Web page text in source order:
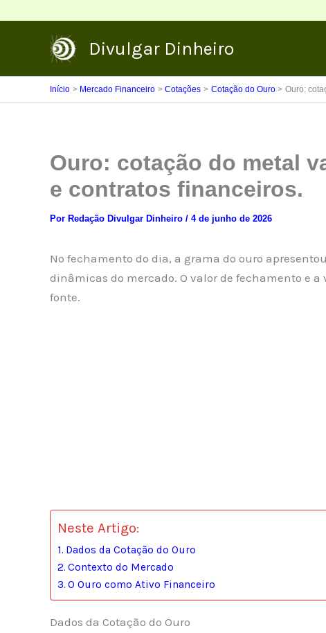
Divulgar Dinheiro
Início Mercado Financeiro Cotações Cotação do Ouro Ouro:
Ouro: cotação do metal
e contratos financeiros.
Por Redação Divulgar Dinheiro / 4 de junho de 2026
No fechamento do dia, a grama do ouro
dinâmicas do mercado. O valor de fechamento e
fonte.
Neste Artigo:
Dados da Cotação do Ouro
Contexto do Mercado
O Ouro como Ativo Financeiro
Dados da Cotação do Ouro